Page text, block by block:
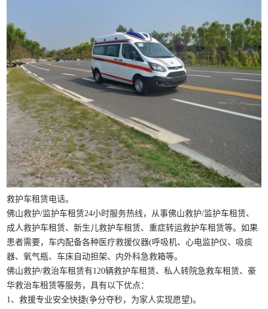
救护车租赁电话。
佛山救护/监护车租赁24小时服务热线，从事佛山救护/监护车租赁、
成人救护车租赁、新生儿救护车租赁、重症转运救护车租赁等。如果
患者需要，车内配备各种医疗救援仪器(呼吸机、心电监护仪、吸痰
器、氧气瓶、车床自动担架、内外科急救箱等。
佛山救护/救治车租赁有120辆救护车租赁、私人转院急救车租赁、豪
华救治车租赁等服务，具有以下优点：
1、救援专业安全快捷(争分夺秒，为家人实现愿望)。